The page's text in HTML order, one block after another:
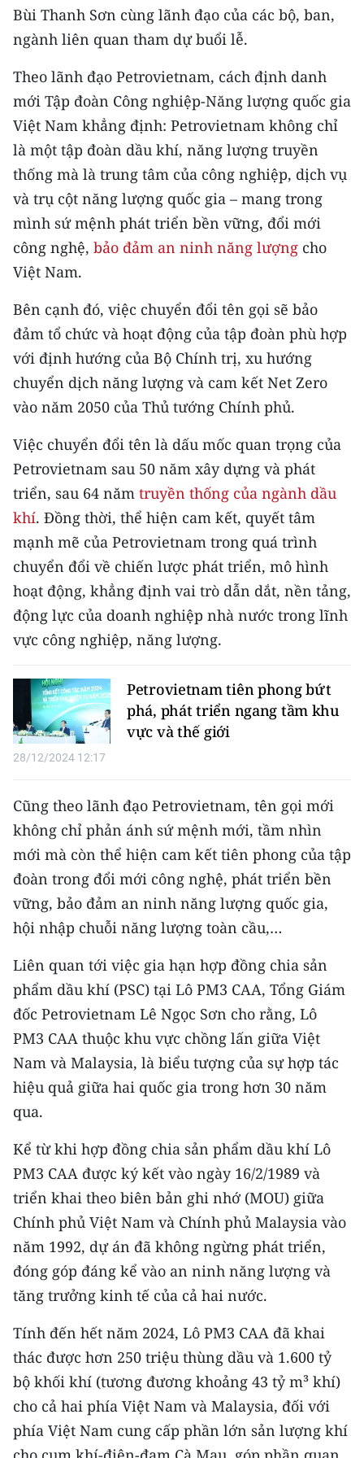
CHƯƠNG TRÌNH OCOP - MỖI XÃ
MỘT SẢN PHẨM
RADIO
MEDIA CENTER
E-Magazine
Video
Media Chính trị
Media Kinh tế
Media Văn hóa
Media Xã hội
Media Pháp luật
Media Du lịch
Media Thế giới
Media Thể thao
Media Giáo dục
Media Y tế
Media Khoa học - Công nghệ
Media Môi trường
Infographic
TIN MỚI
Trung du và miền núi phía Bắc
Đồng bằng sông Hồng
Bắc Trung Bộ
Duyên hải Nam Trung Bộ và Tây
Đông Nam Bộ
Đồng bằng sông Cửu Long
Chuyên trang Hà Nội
Chuyên trang TP. Hồ Chí Minh
CÁC CHUYÊN TRANG
VỀ BÁO NHÂN DÂN
NHÂN DÂN CUỐI TUẦN
NHÂN DÂN HẰNG THÁNG
MUA BÁO
ĐỌC BÁO IN
Bùi Thanh Sơn cùng lãnh đạo của các bộ, ban,
ngành liên quan tham dự buổi lễ.
Theo lãnh đạo Petrovietnam, cách định danh
mới Tập đoàn Công nghiệp-Năng lượng quốc gia
Việt Nam khẳng định: Petrovietnam không chỉ
là một tập đoàn dầu khí, năng lượng truyền
thống mà là trung tâm của công nghiệp, dịch vụ
và trụ cột năng lượng quốc gia – mang trong
mình sứ mệnh phát triển bền vững, đổi mới
công nghệ, bảo đảm an ninh năng lượng cho
Việt Nam.
Bên cạnh đó, việc chuyển đổi tên gọi sẽ bảo
đảm tổ chức và hoạt động của tập đoàn phù hợp
với định hướng của Bộ Chính trị, xu hướng
chuyển dịch năng lượng và cam kết Net Zero
vào năm 2050 của Thủ tướng Chính phủ.
Việc chuyển đổi tên là dấu mốc quan trọng của
Petrovietnam sau 50 năm xây dựng và phát
triển, sau 64 năm truyền thống của ngành dầu
khí. Đồng thời, thể hiện cam kết, quyết tâm
mạnh mẽ của Petrovietnam trong quá trình
chuyển đổi về chiến lược phát triển, mô hình
hoạt động, khẳng định vai trò dẫn dắt, nền tảng,
động lực của doanh nghiệp nhà nước trong lĩnh
vực công nghiệp, năng lượng.
Petrovietnam tiên phong bứt
phá, phát triển ngang tầm khu
vực và thế giới
28/12/2024 12:17
Cũng theo lãnh đạo Petrovietnam, tên gọi mới
không chỉ phản ánh sứ mệnh mới, tầm nhìn
mới mà còn thể hiện cam kết tiên phong của tập
đoàn trong đổi mới công nghệ, phát triển bền
vững, bảo đảm an ninh năng lượng quốc gia,
hội nhập chuỗi năng lượng toàn cầu,…
Liên quan tới việc gia hạn hợp đồng chia sản
phẩm dầu khí (PSC) tại Lô PM3 CAA, Tổng Giám
đốc Petrovietnam Lê Ngọc Sơn cho rằng, Lô
PM3 CAA thuộc khu vực chồng lấn giữa Việt
Nam và Malaysia, là biểu tượng của sự hợp tác
hiệu quả giữa hai quốc gia trong hơn 30 năm
qua.
Kể từ khi hợp đồng chia sản phẩm dầu khí Lô
PM3 CAA được ký kết vào ngày 16/2/1989 và
triển khai theo biên bản ghi nhớ (MOU) giữa
Chính phủ Việt Nam và Chính phủ Malaysia vào
năm 1992, dự án đã không ngừng phát triển,
đóng góp đáng kể vào an ninh năng lượng và
tăng trưởng kinh tế của cả hai nước.
Tính đến hết năm 2024, Lô PM3 CAA đã khai
thác được hơn 250 triệu thùng dầu và 1.600 tỷ
bộ khối khí (tương đương khoảng 43 tỷ m³ khí)
cho cả hai phía Việt Nam và Malaysia, đối với
phía Việt Nam cung cấp phần lớn sản lượng khí